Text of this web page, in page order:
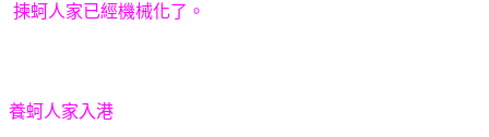
揀蚵人家已經機械化了。
養蚵人家入港